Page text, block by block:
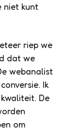
niet kunt
riep we
dat we
webanalist
Ik
De
om